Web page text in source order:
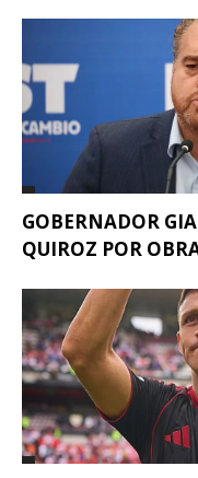
GOBERNADOR
QUIROZ POR